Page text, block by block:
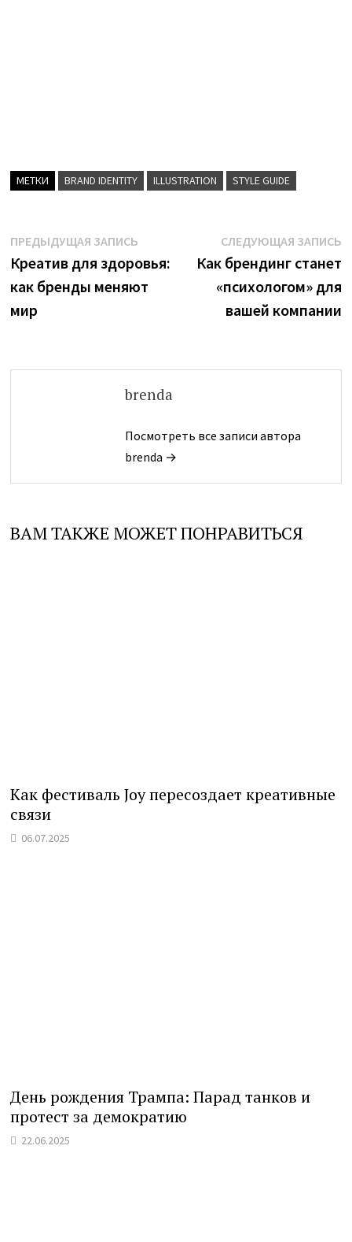
МЕТКИ BRAND IDENTITY ILLUSTRATION STYLE GUIDE
Навигация
по
записям
ПРЕДЫДУЩАЯ ЗАПИСЬ
запись:
Креатив для здоровья:
как бренды меняют
мир
СЛЕДУЮЩАЯ ЗАПИСЬ
Как брендинг станет
«психологом» для
вашей компании
brenda
Посмотреть все записи автора
brenda →
ВАМ ТАКЖЕ МОЖЕТ ПОНРАВИТЬСЯ
Как фестиваль Joy пересоздает креативные
связи
06.07.2025
День рождения Трампа: Парад танков и
протест за демократию
22.06.2025